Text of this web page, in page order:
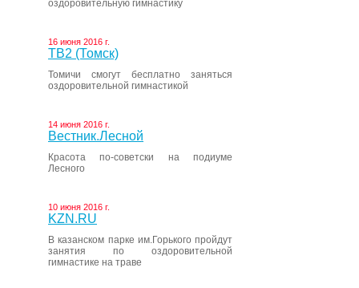
оздоровительную гимнастику
16 июня 2016 г.
ТВ2 (Томск)
Томичи смогут бесплатно заняться
оздоровительной гимнастикой
14 июня 2016 г.
Вестник.Лесной
Красота по-советски на подиуме
Лесного
10 июня 2016 г.
KZN.RU
В казанском парке им.Горького пройдут
занятия по оздоровительной
гимнастике на траве